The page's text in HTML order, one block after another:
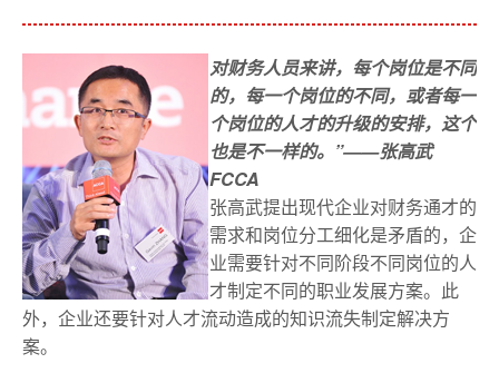
对财务人员来讲，每个岗位是不同
的，每一个岗位的不同，或者每一
个岗位的人才的升级的安排，这个
也是不一样的。”——张高武
FCCA
张高武提出现代企业对财务通才的
需求和岗位分工细化是矛盾的，企
业需要针对不同阶段不同岗位的人
才制定不同的职业发展方案。此
外，企业还要针对人才流动造成的知识流失制定解决方
案。